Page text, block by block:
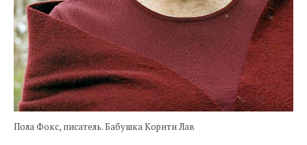
Пола Фокс, писатель. Бабушка Корнти Лав